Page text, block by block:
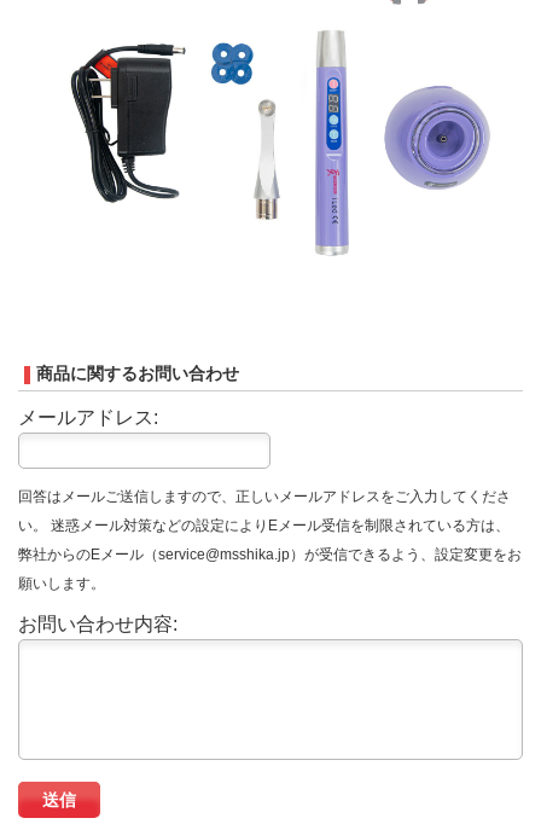
商品に関するお問い合わせ
メールアドレス:
回答はメールご送信しますので、正しいメールアドレスをご入力してくださ
い。 迷惑メール対策などの設定によりEメール受信を制限されている方は、
弊社からのEメール（service@msshika.jp）が受信できるよう、設定変更をお
願いします。
お問い合わせ内容: